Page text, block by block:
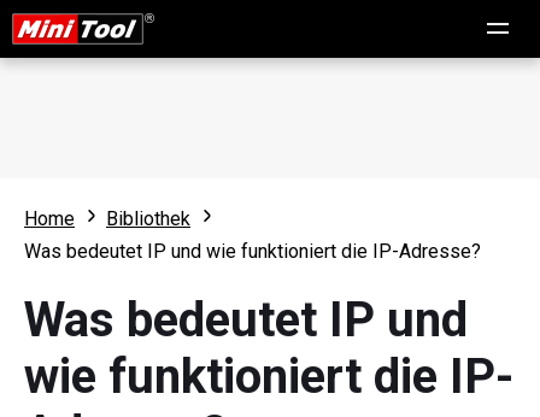
Home
Bibliothek
Was bedeutet IP und wie funktioniert die IP-Adresse?
Was bedeutet IP und
wie funktioniert die IP-